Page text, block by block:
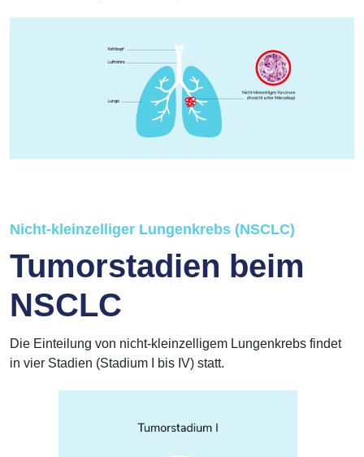
Nicht-kleinzelliger Lungenkrebs (NSCLC)
Tumorstadien beim
NSCLC
Die Einteilung von nicht-kleinzelligem Lungenkrebs findet
in vier Stadien (Stadium I bis IV) statt.